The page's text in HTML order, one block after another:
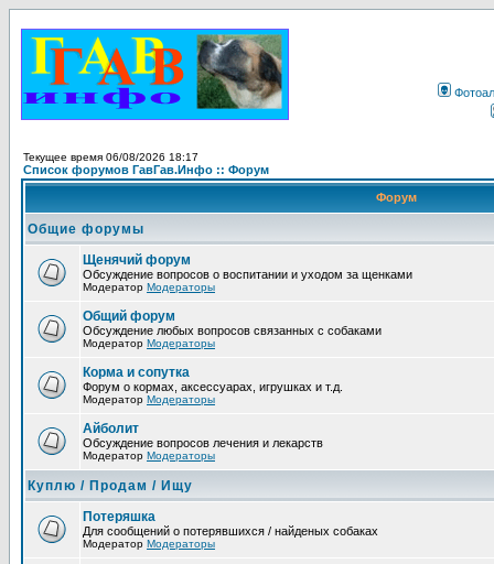
Текущее время 06/08/2026 18:17
Список форумов ГавГав.Инфо :: Форум
Форум
Общие форумы
Щенячий форум
Обсуждение вопросов о воспитании и уходом за щенками
Модератор Модераторы
Общий форум
Обсуждение любых вопросов связанных с собаками
Модератор Модераторы
Корма и сопутка
Форум о кормах, аксессуарах, игрушках и т.д.
Модератор Модераторы
Айболит
Обсуждение вопросов лечения и лекарств
Модератор Модераторы
Куплю / Продам / Ищу
Потеряшка
Для сообщений о потерявшихся / найденых собаках
Модератор Модераторы